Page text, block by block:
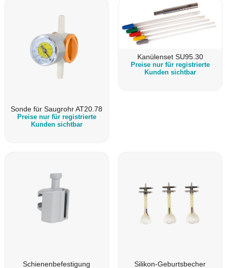
Sonde für Saugrohr AT20.78
Preise nur für registrierte
Kunden sichtbar
Kanülenset SU95.30
Preise nur für registrierte
Kunden sichtbar
Schienenbefestigung
Silikon-Geburtsbecher